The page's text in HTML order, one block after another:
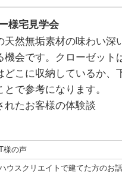
様宅見学会
天然無垢素材の味わい
機会です。クローゼット
どこに収納しているか、
とで参考になります。
たお客様の体験談
の声
ハウスクリエイトで建てた方の